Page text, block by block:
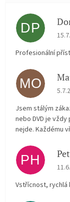
DP
Profesionální
MO
Jsem stálým
nebo DVD je
nejde. Každému
PH
Vstřícnost, rychlá